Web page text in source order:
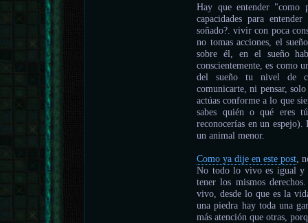
Hay que entender "como
capacidades para
soñado?. vivir con poca
no tomas acciones, el
sobre él, en el sueño
conscientemente, es como
del sueño tu nivel de
comunicarte, ni pensar,
actúas conforme a lo que
sabes quién o qué eres
reconocerías en un
un animal menor.
Como ya dije en este post ,
No todo lo vivo es igual y
tener los mismos
vivo, desde lo que es la
una piedra hay toda una
más atención que otras,